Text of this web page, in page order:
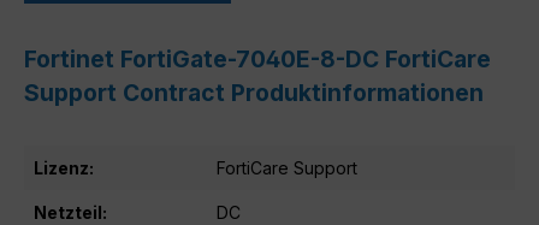
Fortinet FortiGate-7040E-8-DC FortiCare
Support Contract Produktinformationen
Lizenz: FortiCare Support
Netzteil: DC